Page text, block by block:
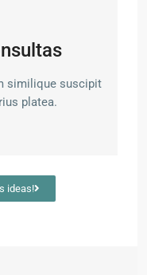
similique suscipit
platea.
ideas!